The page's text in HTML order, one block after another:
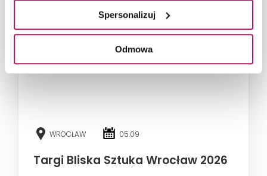
Spersonalizuj
Odmowa
WROCŁAW 05.09
Targi Bliska Sztuka Wrocław 2026